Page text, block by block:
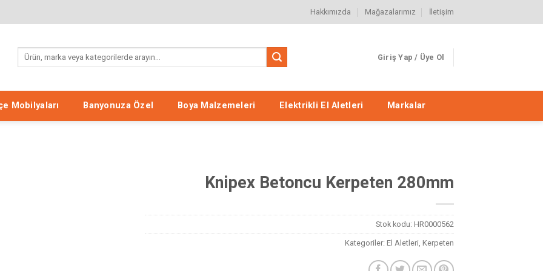
Hakkımızda Mağazalarımız İletişim
Ara: Giriş Yap / Üye Ol
Mobilyaları Banyonuza Özel Boya Malzemeleri Elektrikli El Aletleri Markalar
Knipex Betoncu Kerpeten 280mm
Stok kodu: HR0000562
Kategoriler: El Aletleri Kerpeten